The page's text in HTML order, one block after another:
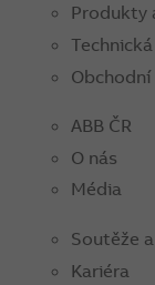
Produkty
ABB ČR
O nás
Média
Soutěže
Kariéra